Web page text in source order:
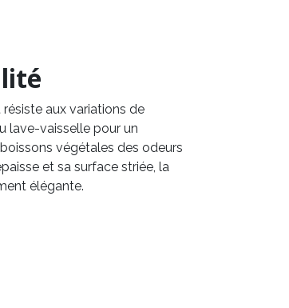
aux variations de
lave-vaisselle pour un
végétales des odeurs
et sa surface striée, la
élégante.